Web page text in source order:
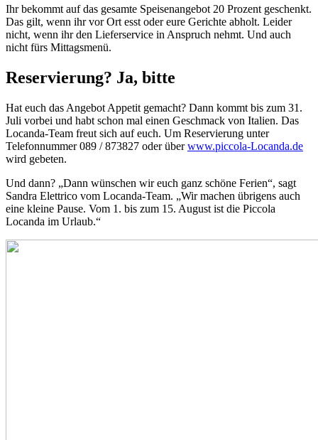
Ihr bekommt auf das gesamte Speisenangebot 20 Prozent geschenkt.
Das gilt, wenn ihr vor Ort esst oder eure Gerichte abholt. Leider
nicht, wenn ihr den Lieferservice in Anspruch nehmt. Und auch
nicht fürs Mittagsmenü.
Reservierung? Ja, bitte
Hat euch das Angebot Appetit gemacht? Dann kommt bis zum 31.
Juli vorbei und habt schon mal einen Geschmack von Italien. Das
Locanda-Team freut sich auf euch. Um Reservierung unter
Telefonnummer 089 / 873827 oder überwww.piccola-Locanda.de
wird gebeten.
Und dann? „Dann wünschen wir euch ganz schöne Ferien“, sagt
Sandra Elettrico vom Locanda-Team. „Wir machen übrigens auch
eine kleine Pause. Vom 1. bis zum 15. August ist die Piccola
Locanda im Urlaub.“